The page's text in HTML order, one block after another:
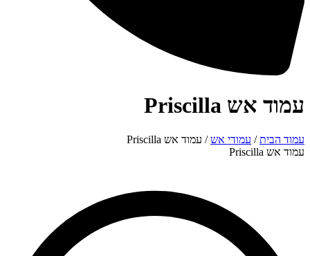
עמוד אש Priscilla
עמוד הבית/ עמודי אש/ עמוד אש Priscilla
עמוד אש Priscilla